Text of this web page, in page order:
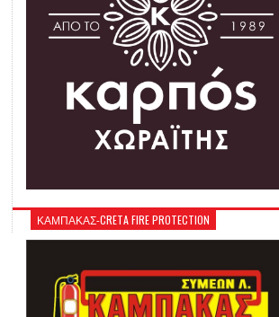
ΚΑΜΠΑΚΑΣ-CRETA FIRE PROTECTION